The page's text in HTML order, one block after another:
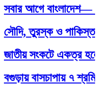
সবার আগে বাংলাদেশ—
সৌদি, তুরস্ক ও
জাতীয় সংকটে একত্র হলে
বগুড়ায় বাসচাপায় ৭